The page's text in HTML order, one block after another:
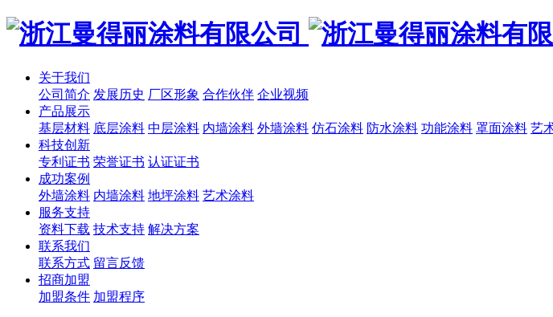
关于我们
公司简介 发展历史 厂区形象 合作伙伴 企业视频
产品展示
基层材料 底层涂料 中层涂料 内墙涂料 外墙涂料 仿石涂料 防水涂料 功能涂料 罩面涂料 艺
科技创新
专利证书 荣誉证书 认证证书
成功案例
外墙涂料 内墙涂料 地坪涂料 艺术涂料
服务支持
资料下载 技术支持 解决方案
联系我们
联系方式 留言反馈
招商加盟
加盟条件 加盟程序